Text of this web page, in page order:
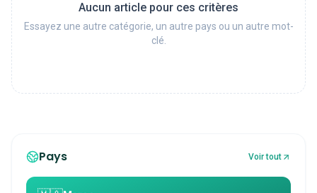
Aucun article pour ces critères
Essayez une autre catégorie, un autre pays ou un autre mot-
clé.
Pays Voir tout